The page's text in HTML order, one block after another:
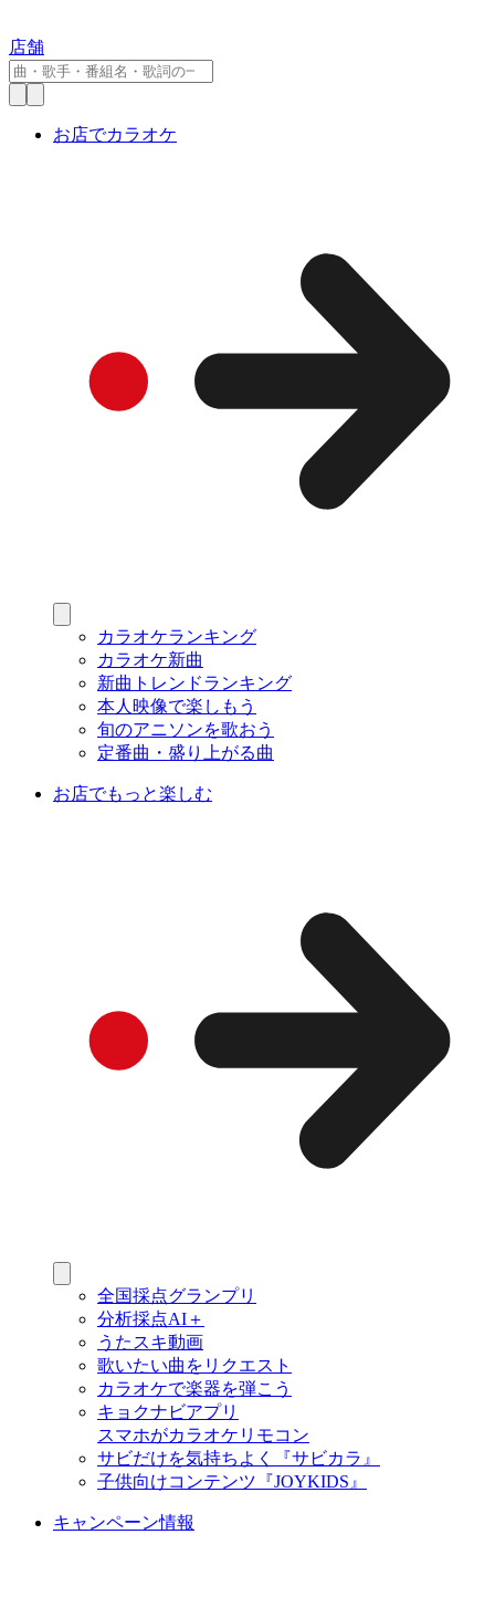
店舗
お店でカラオケ
カラオケランキング
カラオケ新曲
新曲トレンドランキング
本人映像で楽しもう
旬のアニソンを歌おう
定番曲・盛り上がる曲
お店でもっと楽しむ
全国採点グランプリ
分析採点AI＋
うたスキ動画
歌いたい曲をリクエスト
カラオケで楽器を弾こう
キョクナビアプリ
スマホがカラオケリモコン
サビだけを気持ちよく『サビカラ』
子供向けコンテンツ『JOYKIDS』
キャンペーン情報